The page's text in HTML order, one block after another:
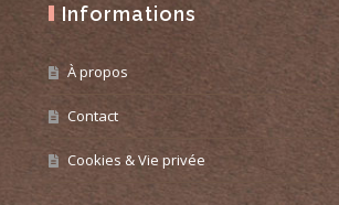
Informations
À propos
Contact
Cookies & Vie privée